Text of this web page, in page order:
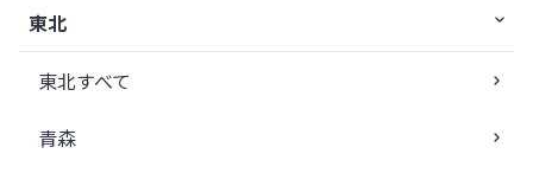
東北
東北すべて
青森